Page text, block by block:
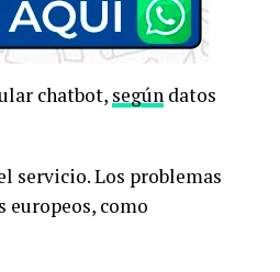
chatbot, según datos
servicio. Los problemas
europeos, como